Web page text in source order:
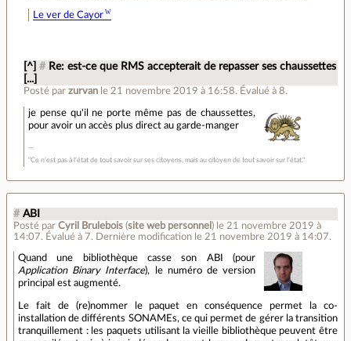
Le ver de Cayor
[^] # Re: est-ce que RMS accepterait de repasser ses chaussettes
[...]
Posté par zurvan le 21 novembre 2019 à 16:58. Évalué à 8.
je pense qu'il ne porte même pas de chaussettes,
pour avoir un accès plus direct au garde-manger
"Ce n'est pas à l'état de tout savoir sur ses citoyens, mais au citoyen de tout savoir sur l'état."
# ABI
Posté par Cyril Brulebois (site web personnel ) le 21 novembre 2019 à
14:07. Évalué à 7. Dernière modification le 21 novembre 2019 à 14:07.
Quand une bibliothèque casse son ABI (pour
Application Binary Interface), le numéro de version
principal est augmenté.
Le fait de (re)nommer le paquet en conséquence permet la co-
installation de différents SONAMEs, ce qui permet de gérer la transition
tranquillement : les paquets utilisant la vieille bibliothèque peuvent être